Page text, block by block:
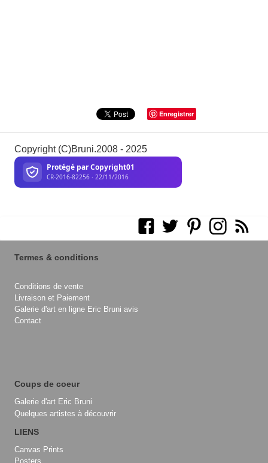
Enregistrer
Copyright (C)Bruni.2008 - 2025
Termes & conditions
Conditions de vente
Livraison et Paiement
Galerie d'art en ligne Eric Bruni avis
Contact
Coups de coeur
Galerie d'art Eric Bruni
Quelques artistes à découvrir
LIENS
Canvas Prints
Posters